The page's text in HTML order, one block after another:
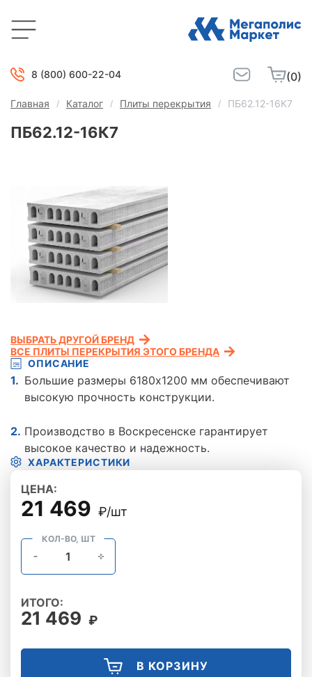
8 (800) 600-22-04 (0)
Главная Каталог Плиты перекрытия ПБ62.12-16К7
ПБ62.12-16К7
ОПИСАНИЕ
Большие размеры 6180x1200 мм обеспечивают
высокую прочность конструкции.
Производство в Воскресенске гарантирует
высокое качество и надежность.
ХАРАКТЕРИСТИКИ
ВЫБРАТЬ ДРУГОЙ БРЕНД
ВСЕ ПЛИТЫ ПЕРЕКРЫТИЯ ЭТОГО БРЕНДА
ЦЕНА:
21 469 ₽/шт
КОЛ-ВО, ШТ
ИТОГО:
21 469 ₽
В КОРЗИНУ